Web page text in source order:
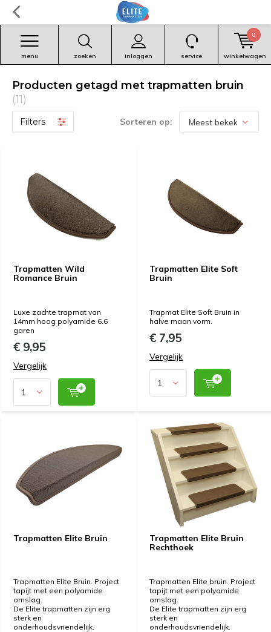
zoeken inloggen
menu service winkelwagen
0
Producten getagd met trapmatten bruin
(11)
Filters Sorteren op:
Trapmatten Wild
Romance Bruin
Luxe zachte trapmat van
14mm hoog polyamide 6.6
garen
€ 9,95
Vergelijk
Trapmatten Elite Soft
Bruin
Trapmat Elite Soft Bruin in
halve maan vorm.
€ 7,95
Vergelijk
Trapmatten Elite Bruin
Trapmatten Elite Bruin. Project
tapijt met een polyamide
omslag.
De Elite trapmatten zijn erg
sterk en
onderhoudsvriendelijk.
Trapmatten Elite Bruin
Rechthoek
Trapmatten Elite bruin. Project
tapijt met een polyamide
omslag.
De Elite trapmatten zijn erg
sterk en
onderhoudsvriendelijk.